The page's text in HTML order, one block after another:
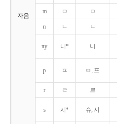
자음
m ㅁ ㅁ
n ㄴ ㄴ
ny 니* 니
p ㅍ ㅂ, 프
r ㄹ 르
s 시* 슈, 시